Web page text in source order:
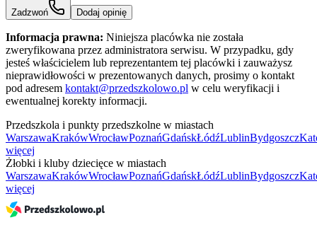
Zadzwoń Dodaj opinię
Informacja prawna: Niniejsza placówka nie została
zweryfikowana przez administratora serwisu. W przypadku, gdy
jesteś właścicielem lub reprezentantem tej placówki i zauważysz
nieprawidłowości w prezentowanych danych, prosimy o kontakt
pod adresem kontakt@przedszkolowo.pl w celu weryfikacji i
ewentualnej korekty informacji.
Przedszkola i punkty przedszkolne w miastach
WarszawaKrakówWrocławPoznańGdańskŁódźLublinBydgoszcz
więcej
Żłobki i kluby dziecięce w miastach
WarszawaKrakówWrocławPoznańGdańskŁódźLublinBydgoszcz
więcej